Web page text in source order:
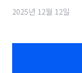
2025년 12월 12일